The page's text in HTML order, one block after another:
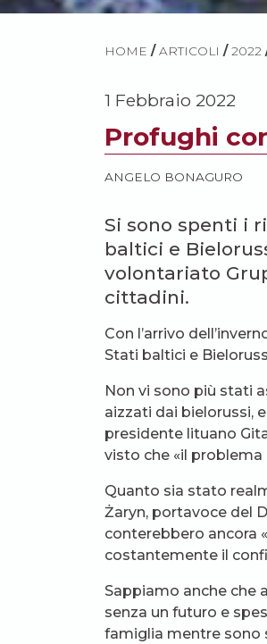
HOME / ARTICOLI / 2022
1 Febbraio 2022
Profughi
ANGELO BONAGURO
Si sono spenti i
baltici e
volontariato
cittadini.
Con l’arrivo
Stati baltici e
Non vi sono più stati
aizzati dai bielorussi,
presidente lituano
visto che «il
Quanto sia stato
Żaryn, portavoce del
conterebbero ancora
costantemente il
Sappiamo anche che
senza un futuro e
famiglia mentre sono